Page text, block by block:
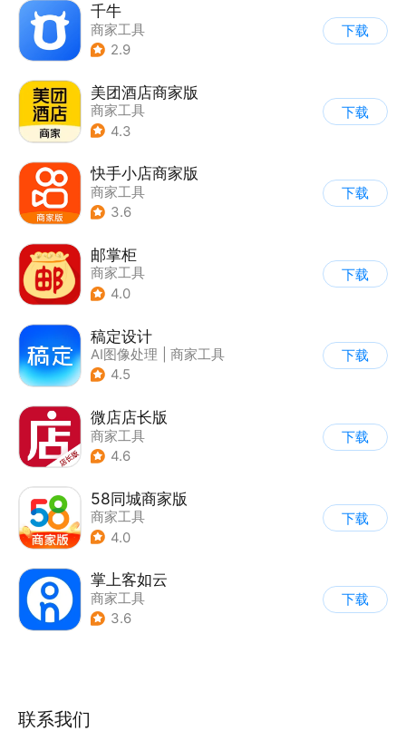
千牛
商家工具
2.9
下载
美团酒店商家版
商家工具
4.3
下载
快手小店商家版
商家工具
3.6
下载
邮掌柜
商家工具
4.0
下载
稿定设计
AI图像处理
商家工具
4.5
下载
微店店长版
商家工具
4.6
下载
58同城商家版
商家工具
4.0
下载
掌上客如云
商家工具
3.6
下载
联系我们